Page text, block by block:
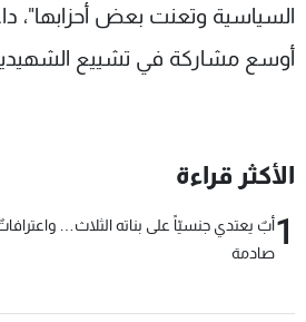
السياسية وتعنت بعض أحزابها"،
أوسع مشاركة في تشييع
الأكثر قراءة
1أبٌ يعتدي جنسيّاً على بناته الثلاث…
صادمة